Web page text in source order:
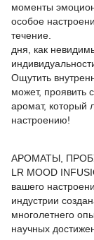
моменты
особое
течение.
дня, как
Ощутить
может, проявить
аромат, который
настроению!
АРОМАТЫ,
LR MOOD
вашего
индустрии
многолетнего
научных